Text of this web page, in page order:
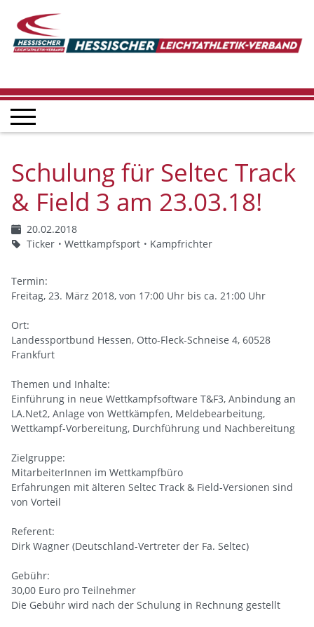
Schulung für Seltec Track
& Field 3 am 23.03.18!
20.02.2018
Ticker
Wettkampfsport Kampfrichter
Termin:
Freitag, 23. März 2018, von 17:00 Uhr bis ca. 21:00 Uhr
Ort:
Landessportbund Hessen, Otto-Fleck-Schneise 4, 60528
Frankfurt
Themen und Inhalte:
Einführung in neue Wettkampfsoftware T&F3, Anbindung an
LA.Net2, Anlage von Wettkämpfen, Meldebearbeitung,
Wettkampf-Vorbereitung, Durchführung und Nachbereitung
Zielgruppe:
MitarbeiterInnen im Wettkampfbüro
Erfahrungen mit älteren Seltec Track & Field-Versionen sind
von Vorteil
Referent:
Dirk Wagner (Deutschland-Vertreter der Fa. Seltec)
Gebühr:
30,00 Euro pro Teilnehmer
Die Gebühr wird nach der Schulung in Rechnung gestellt